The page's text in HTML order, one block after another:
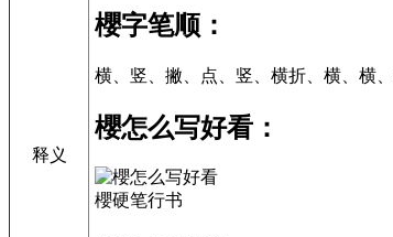
释义
櫻字笔顺：
横、竖、撇、点、竖、横折、横、横
櫻怎么写好看：
櫻硬笔行书